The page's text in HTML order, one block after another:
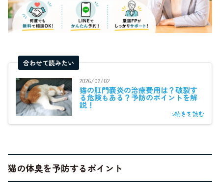
合わせて読みたい
2026/02/02
猫の肛門嚢炎の治療費用は？破裂す
る危険もある？予防のポイントを解
説！
>続きを読む
猫の体臭を予防するポイント